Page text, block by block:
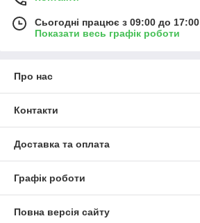
Сьогодні працює з 09:00 до 17:00
Показати весь графік роботи
Про нас
Контакти
Доставка та оплата
Графік роботи
Повна версія сайту